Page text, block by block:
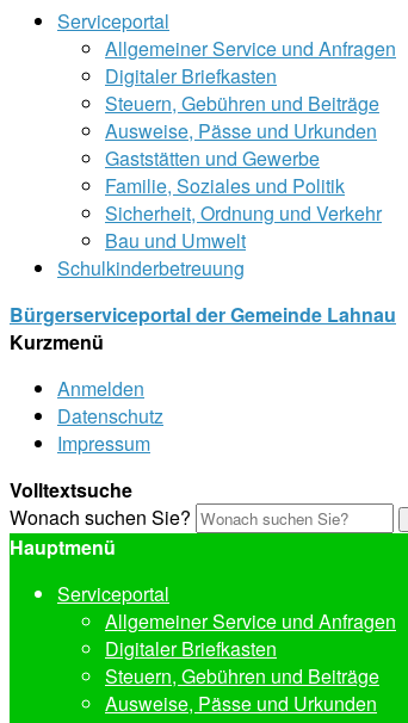
Serviceportal
Allgemeiner Service und Anfragen
Digitaler Briefkasten
Steuern, Gebühren und Beiträge
Ausweise, Pässe und Urkunden
Gaststätten und Gewerbe
Familie, Soziales und Politik
Sicherheit, Ordnung und Verkehr
Bau und Umwelt
Schulkinderbetreuung
Bürgerserviceportal der Gemeinde Lahnau
Kurzmenü
Anmelden
Datenschutz
Impressum
Volltextsuche
Wonach suchen Sie?
Hauptmenü
Serviceportal
Allgemeiner Service und Anfragen
Digitaler Briefkasten
Steuern, Gebühren und Beiträge
Ausweise, Pässe und Urkunden